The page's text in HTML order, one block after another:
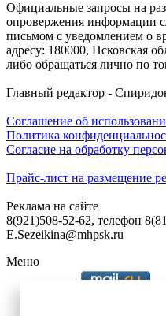
Официальные запросы на
опровержения информации
письмом с уведомлением о
адресу: 180000, Псковская
либо обращаться лично по
Главный редактор -
Соглашение об
Политика
Согласие на обработку
Прайс-лист на размещение
Реклама на сайте
8(921)508-52-62, телефон
E.Sezeikina@mhpsk.ru
Меню